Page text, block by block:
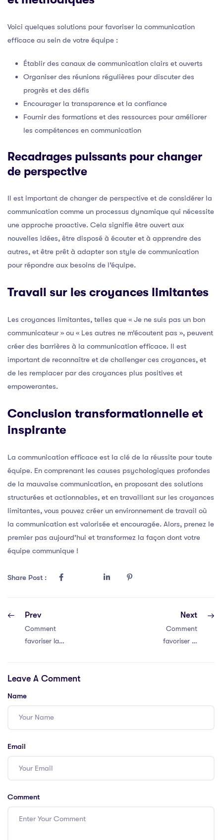
Voici quelques solutions pour favoriser la communication
efficace au sein de votre équipe :
Établir des canaux de communication clairs et ouverts
Organiser des réunions régulières pour discuter des
progrès et des défis
Encourager la transparence et la confiance
Fournir des formations et des ressources pour améliorer
les compétences en communication
Recadrages puissants pour changer
de perspective
Il est important de changer de perspective et de considérer la
communication comme un processus dynamique qui nécessite
une approche proactive. Cela signifie être ouvert aux
nouvelles idées, être disposé à écouter et à apprendre des
autres, et être prêt à adapter son style de communication
pour répondre aux besoins de l’équipe.
Travail sur les croyances limitantes
Les croyances limitantes, telles que « Je ne suis pas un bon
communicateur » ou « Les autres ne m’écoutent pas », peuvent
créer des barrières à la communication efficace. Il est
important de reconnaître et de challenger ces croyances, et
de les remplacer par des croyances plus positives et
empowerantes.
Conclusion transformationnelle et
inspirante
La communication efficace est la clé de la réussite pour toute
équipe. En comprenant les causes psychologiques profondes
de la mauvaise communication, en proposant des solutions
structurées et actionnables, et en travaillant sur les croyances
limitantes, vous pouvez créer un environnement de travail où
la communication est valorisée et encouragée. Alors, prenez le
premier pas aujourd’hui et transformez la façon dont votre
équipe communique !
Share Post :
Prev
Comment
favoriser la
de votre équipe
Next
Comment
favoriser la
Leave A Comment
Name
Email
Comment